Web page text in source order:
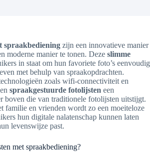
spraakbediening zijn een innovatieve manier
moderne manier te tonen. Deze slimme
in staat om hun favoriete foto’s eenvoudig
met behulp van spraakopdrachten.
zoals wifi-connectiviteit en
spraakgestuurde fotolijsten een
boven die van traditionele fotolijsten uitstijgt.
familie en vrienden wordt zo een moeiteloze
hun digitale nalatenschap kunnen laten
levenswijze past.
met spraakbediening?